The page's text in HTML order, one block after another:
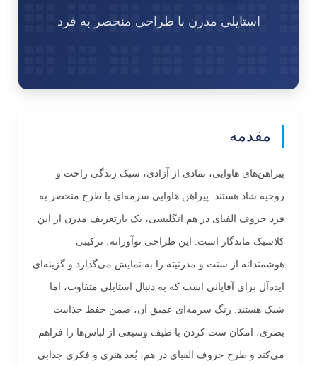
استایلی مدرن با طراحی منحصر به فرد
مقدمه
پیراهن‌های هاوایی، نمادی از آزادی، سبک زندگی راحت و
روحیه شاد هستند. پیراهن هاوایی سرمه‌ای با طرح منحصر به
فرد حروف الفبای در هم انگلیسی، یک بازتعریف مدرن از این
کلاسیک ماندگار است. این طراحی نوآورانه، ترکیبی
هوشمندانه از سنت و مدرنیته را به نمایش می‌گذارد و گزینه‌ای
ایده‌آل برای آقایانی است که به دنبال استایلی متفاوت، اما
شیک هستند. رنگ سرمه‌ای عمیق آن، ضمن حفظ جذابیت
بصری، امکان ست کردن با طیف وسیعی از لباس‌ها را فراهم
می‌کند و طرح حروف الفبای در هم، بُعد هنری و فکری جذابی